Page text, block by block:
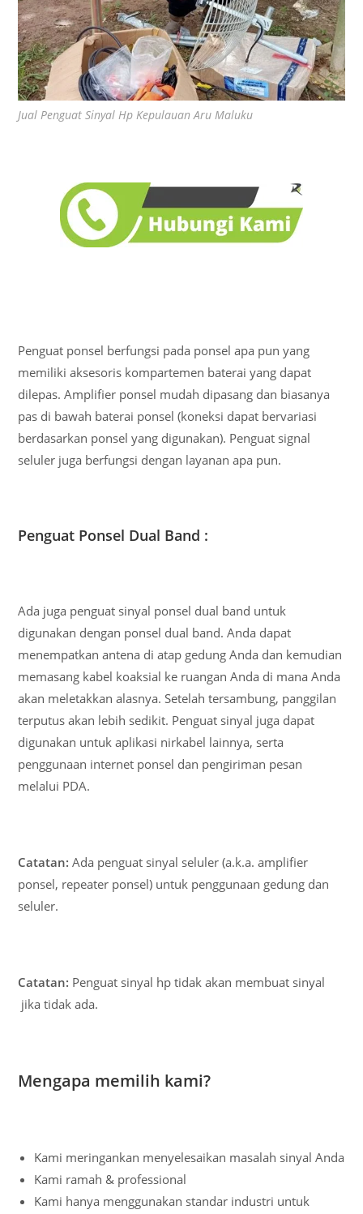
Jual Penguat Sinyal Hp Kepulauan Aru Maluku
Penguat ponsel berfungsi pada ponsel apa pun yang
memiliki aksesoris kompartemen baterai yang dapat
dilepas. Amplifier ponsel mudah dipasang dan biasanya
pas di bawah baterai ponsel (koneksi dapat bervariasi
berdasarkan ponsel yang digunakan). Penguat signal
seluler juga berfungsi dengan layanan apa pun.
Penguat Ponsel Dual Band :
Ada juga penguat sinyal ponsel dual band untuk
digunakan dengan ponsel dual band. Anda dapat
menempatkan antena di atap gedung Anda dan kemudian
memasang kabel koaksial ke ruangan Anda di mana Anda
akan meletakkan alasnya. Setelah tersambung, panggilan
terputus akan lebih sedikit. Penguat sinyal juga dapat
digunakan untuk aplikasi nirkabel lainnya, serta
penggunaan internet ponsel dan pengiriman pesan
melalui PDA.
Catatan: Ada penguat sinyal seluler (a.k.a. amplifier
ponsel, repeater ponsel) untuk penggunaan gedung dan
seluler.
Catatan: Penguat sinyal hp tidak akan membuat sinyal
jika tidak ada.
Mengapa memilih kami?
Kami meringankan menyelesaikan masalah sinyal Anda
Kami ramah & professional
Kami hanya menggunakan standar industri untuk